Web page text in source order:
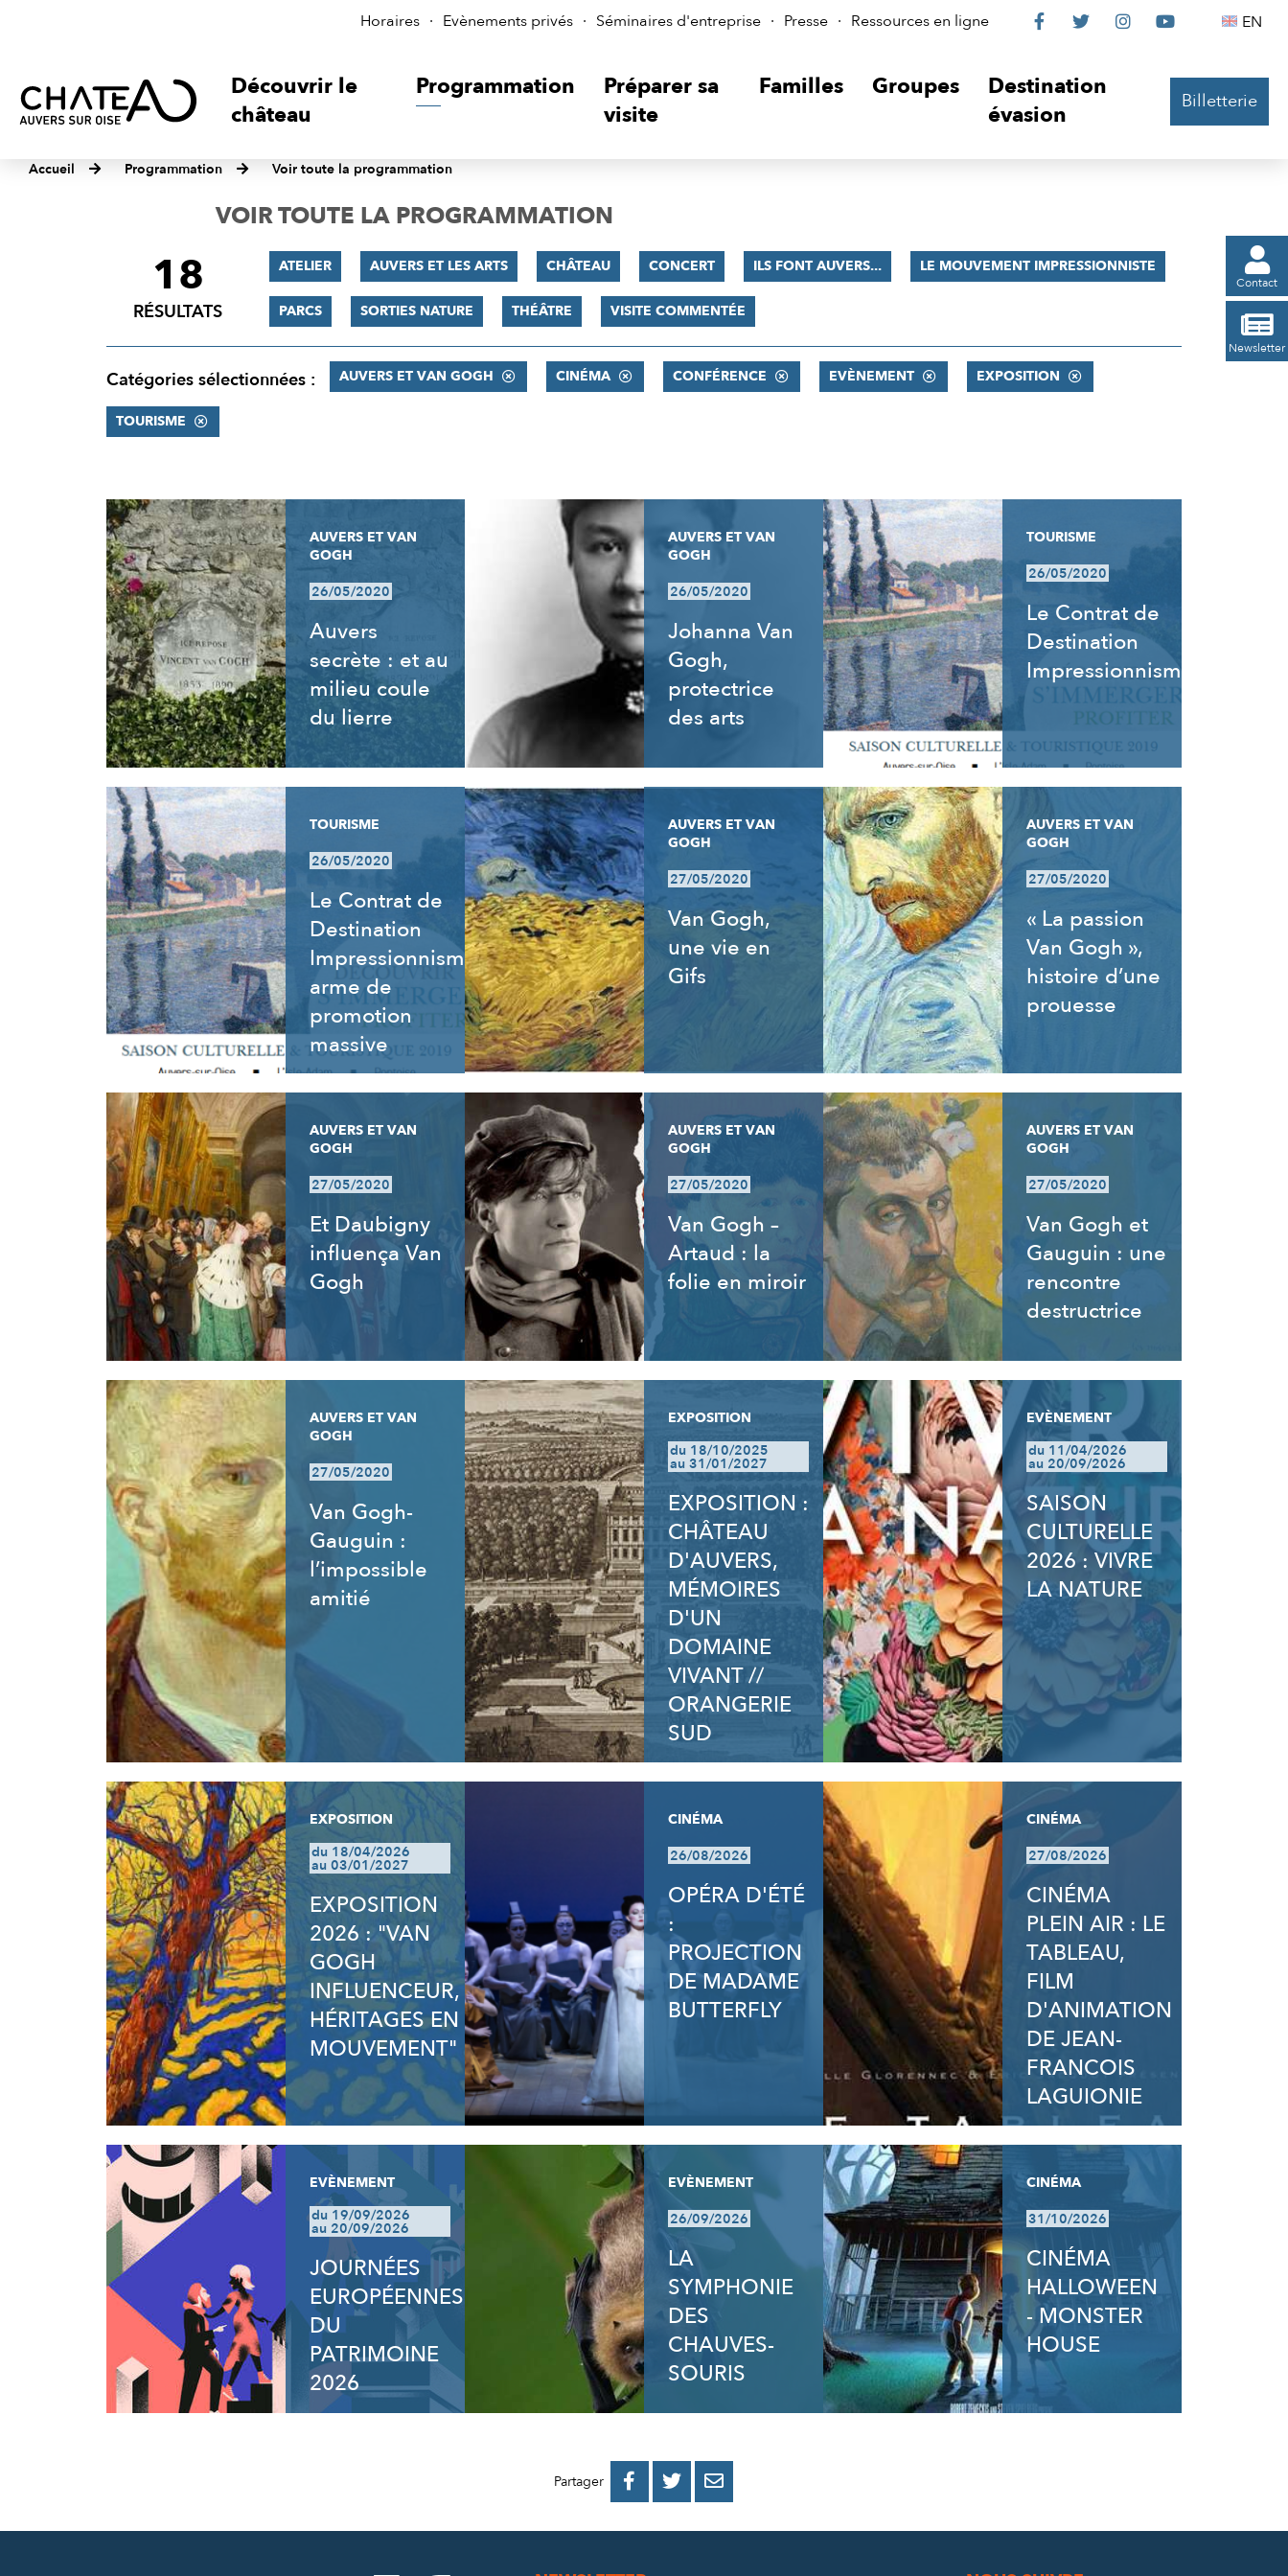
Horaires Evènements privés Séminaires d'entreprise Presse Ressources en ligne
Le
sur

Le

Le

Le
 EN
Découvrir le
château
Programmation
Préparer sa
visite
Familles Groupes
Destination
évasion
Billetterie
Accueil Programmation Voir toute la programmation

Contact

Newsletter
VOIR TOUTE LA PROGRAMMATION
FILTRER
RÉSULTATS
18
RÉSULTATS
ATELIER AUVERS ET LES ARTS CHÂTEAU CONCERT ILS FONT AUVERS... LE MOUVEMENT IMPRESSIONNISTE
PARCS SORTIES NATURE THÉÂTRE VISITE COMMENTÉE
Catégories sélectionnées : AUVERS ET VAN GOGH CINÉMA CONFÉRENCE EVÈNEMENT EXPOSITION
TOURISME
RÉSULTATS
AUVERS ET VAN
GOGH
26/05/2020
Auvers
secrète : et au
milieu coule
du lierre
AUVERS ET VAN
GOGH
26/05/2020
Johanna Van
Gogh,
protectrice
des arts
TOURISME
26/05/2020
Le Contrat de
Destination
Impressionnisme
TOURISME
26/05/2020
Le Contrat de
Destination
Impressionnisme,
arme de
promotion
massive
AUVERS ET VAN
GOGH
27/05/2020
Van Gogh,
une vie en
Gifs
AUVERS ET VAN
GOGH
27/05/2020
« La passion
Van Gogh »,
histoire d’une
prouesse
AUVERS ET VAN
GOGH
27/05/2020
Et Daubigny
influença Van
Gogh
AUVERS ET VAN
GOGH
27/05/2020
Van Gogh –
Artaud : la
folie en miroir
AUVERS ET VAN
GOGH
27/05/2020
Van Gogh et
Gauguin : une
rencontre
destructrice
AUVERS ET VAN
GOGH
27/05/2020
Van Gogh-
Gauguin :
l’impossible
amitié
EXPOSITION
du 18/10/2025
au 31/01/2027
EXPOSITION :
CHÂTEAU
D'AUVERS,
MÉMOIRES
D'UN
DOMAINE
VIVANT //
ORANGERIE
SUD
EVÈNEMENT
du 11/04/2026
au 20/09/2026
SAISON
CULTURELLE
2026 : VIVRE
LA NATURE
EXPOSITION
du 18/04/2026
au 03/01/2027
EXPOSITION
2026 : "VAN
GOGH
INFLUENCEUR,
HÉRITAGES EN
MOUVEMENT"
CINÉMA
26/08/2026
OPÉRA D'ÉTÉ
:
PROJECTION
DE MADAME
BUTTERFLY
CINÉMA
27/08/2026
CINÉMA
PLEIN AIR : LE
TABLEAU,
FILM
D'ANIMATION
DE JEAN-
FRANCOIS
LAGUIONIE
EVÈNEMENT
du 19/09/2026
au 20/09/2026
JOURNÉES
EUROPÉENNES
DU
PATRIMOINE
2026
EVÈNEMENT
26/09/2026
LA
SYMPHONIE
DES
CHAUVES-
SOURIS
CINÉMA
31/10/2026
CINÉMA
HALLOWEEN
- MONSTER
HOUSE
Partager 
PARTAGER
PARTAGER
PARTAGER